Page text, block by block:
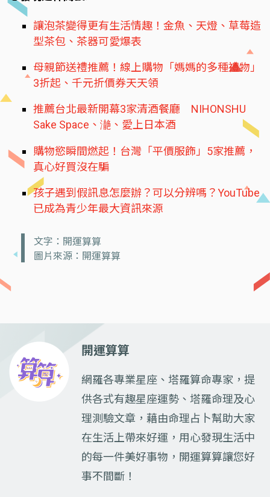
讓泡茶變得更有生活情趣！金魚、天燈、草莓造
型茶包、茶器可愛爆表
母親節送禮推薦！線上購物「媽媽的多種禮物」
3折起、千元折價券天天領
推薦台北最新開幕3家清酒餐廳 NIHONSHU
Sake Space、濪、愛上日本酒
購物慾瞬間燃起！台灣「平價服飾」5家推薦，
真心好買沒在騙
孩子遇到假訊息怎麼辦？可以分辨嗎？YouTube
已成為青少年最大資訊來源
文字：開運算算
圖片來源：開運算算
開運算算
網羅各專業星座、塔羅算命專家，提
供各式有趣星座運勢、塔羅命理及心
理測驗文章，藉由命理占卜幫助大家
在生活上帶來好運，用心發現生活中
的每一件美好事物，開運算算讓您好
事不間斷！